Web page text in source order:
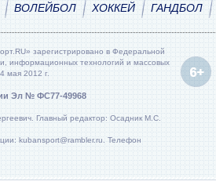
ВОЛЕЙБОЛ ХОККЕЙ ГАНДБОЛ
зарегистрировано в Федеральной
информационных технологий и массовых
мая 2012 г.
Эл № ФС77-49968
Главный редактор: Осадник М.С.
kubansport@rambler.ru. Телефон